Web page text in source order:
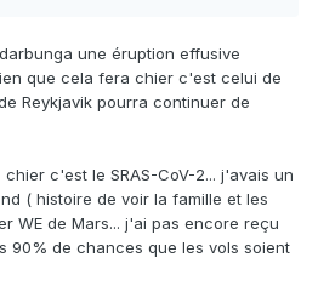
une éruption effusive
que cela fera chier c'est celui de
Reykjavik pourra continuer de
c'est le SRAS-CoV-2... j'avais un
( histoire de voir la famille et les
WE de Mars... j'ai pas encore reçu
90% de chances que les vols soient